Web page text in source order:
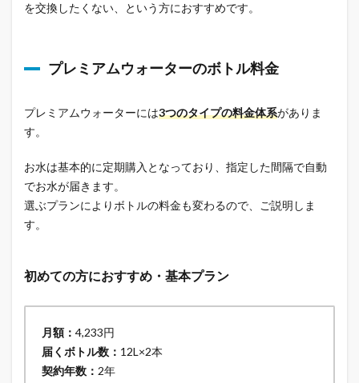
を交換したくない、という方におすすめです。
プレミアムウォーターのボトル料金
プレミアムウォーターには3つのタイプの料金体系がありま
す。
お水は基本的に定期購入となっており、指定した間隔で自動
でお水が届きます。
選ぶプランによりボトルの料金も変わるので、ご説明しま
す。
初めての方におすすめ・基本プラン
月額： 4,233円
届くボトル数： 12L×2本
契約年数： 2年